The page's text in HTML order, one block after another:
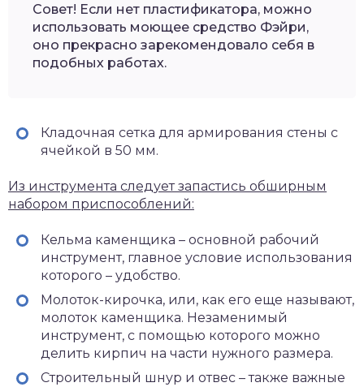
Совет! Если нет пластификатора, можно
использовать моющее средство Фэйри,
оно прекрасно зарекомендовало себя в
подобных работах.
Кладочная сетка для армирования стены с
ячейкой в 50 мм.
Из инструмента следует запастись обширным
набором приспособлений:
Кельма каменщика – основной рабочий
инструмент, главное условие использования
которого – удобство.
Молоток-кирочка, или, как его еще называют,
молоток каменщика. Незаменимый
инструмент, с помощью которого можно
делить кирпич на части нужного размера.
Строительный шнур и отвес – также важные